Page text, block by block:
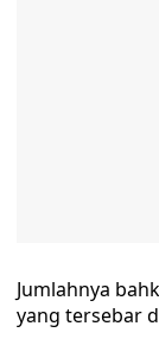
Jumlahnya
yang tersebar